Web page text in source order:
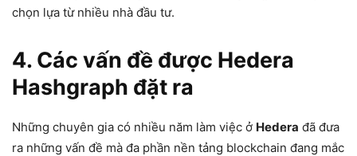
chọn lựa từ nhiều nhà đầu tư.
4. Các vấn đề được Hedera
Hashgraph đặt ra
Những chuyên gia có nhiều năm làm việc ở Hedera đã đưa
ra những vấn đề mà đa phần nền tảng blockchain đang mắc